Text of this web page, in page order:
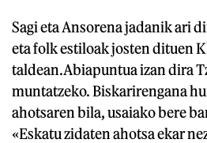
Sagi eta Ansorena jadanik ari
eta folk estiloak josten dituen
taldean.Abiapuntua izan dira
muntatzeko. Biskarirengana
ahotsaren bila, usaiako bere
«Eskatu zidaten ahotsa ekar